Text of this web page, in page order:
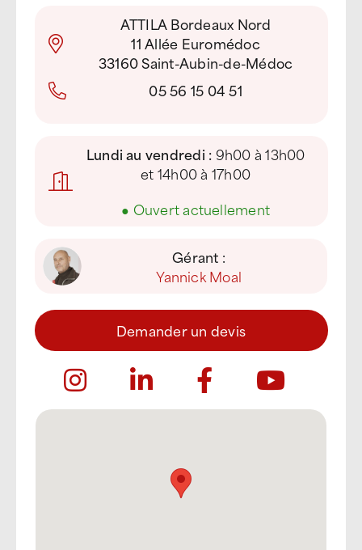
ATTILA Bordeaux Nord
11 Allée Euromédoc
33160 Saint-Aubin-de-Médoc
05 56 15 04 51
Lundi au vendredi : 9h00 à 13h00
et 14h00 à 17h00
● Ouvert actuellement
Gérant :
Yannick Moal
Demander un devis